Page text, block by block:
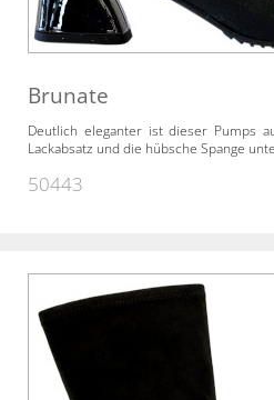
Brunate
Deutlich eleganter ist dieser Pumps
Lackabsatz und die hübsche Spange
50443